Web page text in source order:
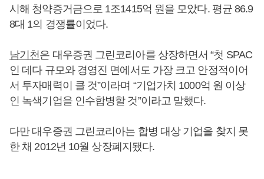
시해 청약증거금으로 1조1415억 원을 모았다. 평균 86.9
8대 1의 경쟁률이었다.
남기천은 대우증권 그린코리아를 상장하면서 “첫 SPAC
인 데다 규모와 경영진 면에서도 가장 크고 안정적이어
서 투자매력이 클 것”이라며 “기업가치 1000억 원 이상
인 녹색기업을 인수합병할 것”이라고 말했다.
다만 대우증권 그린코리아는 합병 대상 기업을 찾지 못
한 채 2012년 10월 상장폐지됐다.